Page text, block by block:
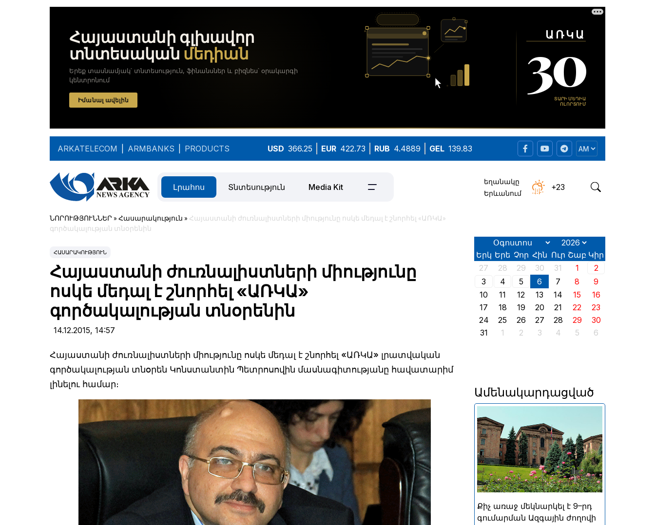
ARKATELECOM ARMBANKS PRODUCTS USD 366.25 EUR 422.73 RUB 4.4889 GEL 139.83
Լրահոս Տնտեսություն Media Kit
եղանակը
Երևանում
+23
ՆՈՐՈՒԹՅՈՒՆՆԵՐ » Հասարակություն » Հայաստանի ժուռնալիստների միությունը ոսկե մեդալ է շնորհել «ԱՌԿԱ»
գործակալության տնօրենին
ՀԱՍԱՐԱԿՈՒԹՅՈՒՆ
Հայաստանի ժուռնալիստների միությունը
ոսկե մեդալ է շնորհել «ԱՌԿԱ»
գործակալության տնօրենին
14.12.2015, 14:57
Հայաստանի ժուռնալիստների միությունը ոսկե մեդալ է շնորհել «ԱՌԿԱ» լրատվական
գործակալության տնօրեն Կոնստանտին Պետրոսովին մասնագիտությանը հավատարիմ
լինելու համար։
Երկ Երե Չոր Հին Ուր Շաբ Կիր
27
28 29 30 31 1
2
3
4 5 6 7 8
9
10
11 12 13 14 15
16
17
18 19 20 21 22
23
24
25 26 27 28 29
30
31
1 2 3 4 5 6
Ամենակարդացված
2-ին, իր աշխատանքն է սկսել
2026 թվականի հունիսի 7-ին
կայացած հերթական
խորհրդարանական
ընտրությունների
արդյունքներով ձևավորված
Հայաստանի 9-րդ գումարման
Ազգային ժողովի առաջին
նիստը
Քիչ առաջ մեկնարկել է 9–րդ
գումարման Ազգային ժողովի